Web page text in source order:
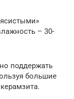
– 30-
поддержать
большие